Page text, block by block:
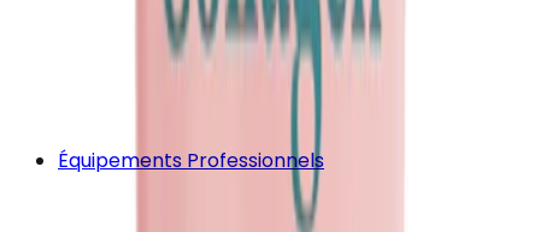
Équipements Professionnels